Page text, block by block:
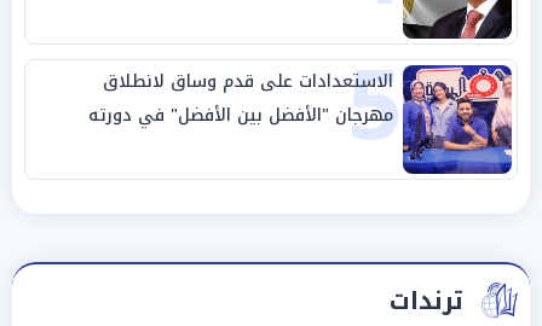
5
الاستعدادات على قدم وساق لانطلاق
مهرجان "الأفضل بين الأفضل" في دورته
الخامسة
ترندات